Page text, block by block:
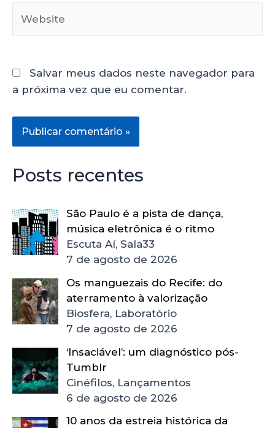
Salvar meus dados neste navegador para
a próxima vez que eu comentar.
Posts recentes
São Paulo é a pista de dança,
música eletrônica é o ritmo
Escuta Aí, Sala33
7 de agosto de 2026
Os manguezais do Recife: do
aterramento à valorização
Biosfera, Laboratório
7 de agosto de 2026
‘Insaciável’: um diagnóstico pós-
Tumblr
Cinéfilos, Lançamentos
6 de agosto de 2026
10 anos da estreia histórica da